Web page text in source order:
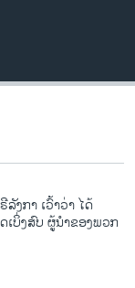
ງກາ ເວົ້າວ່າ ໄດ້
ບິ່ງສົບ ຜູ້ນຳຂອງພວກ